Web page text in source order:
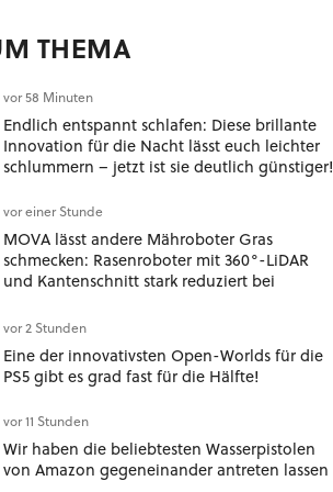
THEMA
vor 58 Minuten
Endlich entspannt schlafen: Diese brillante
Innovation für die Nacht lässt euch leichter
schlummern – jetzt ist sie deutlich günstiger!
vor einer Stunde
MOVA lässt andere Mähroboter Gras
schmecken: Rasenroboter mit 360°-LiDAR
und Kantenschnitt stark reduziert bei
vor 2 Stunden
Eine der innovativsten Open-Worlds für die
PS5 gibt es grad fast für die Hälfte!
vor 11 Stunden
Wir haben die beliebtesten Wasserpistolen
von Amazon gegeneinander antreten lassen